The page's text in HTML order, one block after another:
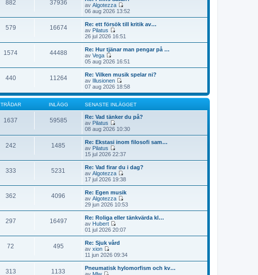
e
t
s
n
s
t
e
n
l
ä
g
g
e
t
i
l
l
e
t
s
n
s
t
e
i
n
l
ä
g
g
e
t
882 37936
av Algotezza
G
å
t
i
l
l
e
t
s
n
s
t
i
n
g
g
e
06 aug 2026 13:52
579 16674
Re: ett försök till kritik av…
av Pilatus
G
å
t
i
e
s
e
n
a
s
t
e
n
l
g
g
e
t
26 jul 2026 16:51
1574 44488
Re: Hur tjänar man pengar på …
av Vega
G
å
i
l
l
d
e
s
e
n
a
s
t
e
n
l
ä
g
g
e
t
05 aug 2026 16:51
440 11264
Re: Vilken musik spelar ni?
av Illusionen
G
å
t
i
l
l
e
t
s
e
n
a
t
e
i
l
ä
g
g
e
07 aug 2026 18:58
TRÅDAR INLÄGG SENASTE INLÄGGET
1637 59585
Re: Vad tänker du på?
av Pilatus
G
å
t
i
l
l
e
t
s
n
a
s
t
e
n
l
ä
g
e
t
08 aug 2026 10:30
242 1485
Re: Ekstasi inom filosofi sam…
av Pilatus
G
å
t
i
l
l
e
t
s
n
s
t
e
n
l
ä
15 jul 2026 22:37
333 5231
Re: Vad firar du i dag?
av Algotezza
G
å
t
i
l
l
e
t
s
s
t
e
17 jul 2026 19:38
362 4096
Re: Egen musik
av Algotezza
G
å
t
i
l
l
t
s
n
29 jun 2026 10:53
297 16497
Re: Roliga eller tänkvärda kl…
av Hubert
G
å
t
l
l
d
e
01 jul 2026 20:07
72 495
Re: Sjuk vård
av xion
G
å
t
i
11 jun 2026 09:34
313 1133
Pneumatisk hylomorfism och kv…